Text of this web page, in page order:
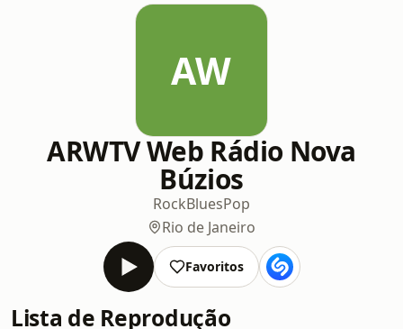
AW
ARWTV Web Rádio Nova
Búzios
RockBluesPop
Rio de Janeiro
Favoritos
Lista de Reprodução